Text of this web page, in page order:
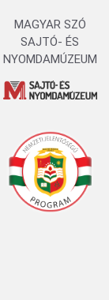
MAGYAR SZÓ
SAJTÓ- ÉS
NYOMDAMÚZEUM